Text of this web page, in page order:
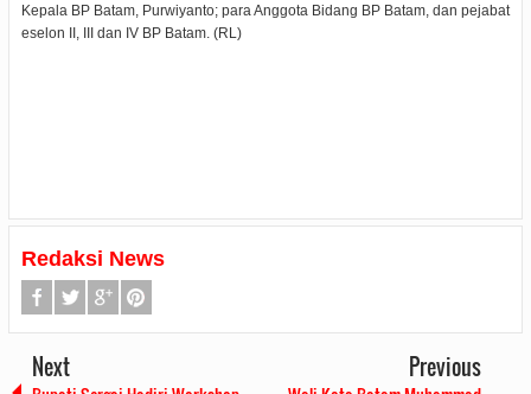
Kepala BP Batam, Purwiyanto; para Anggota Bidang BP Batam, dan pejabat
eselon II, III dan IV BP Batam. (RL)
Redaksi News
Next Previous